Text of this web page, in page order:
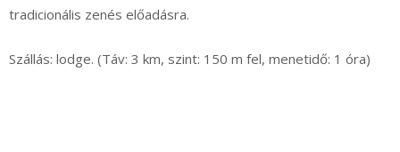
tradicionális zenés előadásra.
Szállás: lodge. (Táv: 3 km, szint: 150 m fel, menetidő: 1 óra)